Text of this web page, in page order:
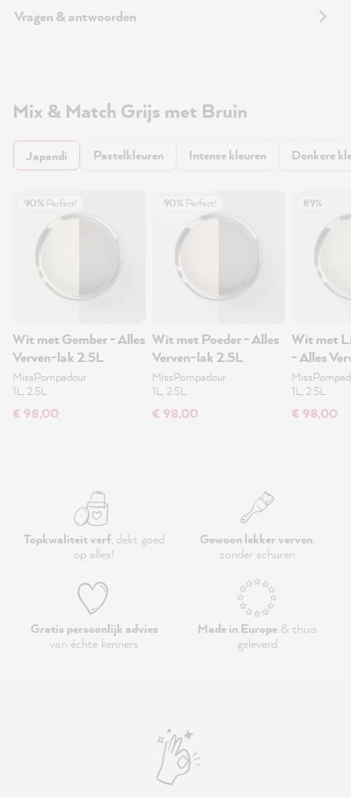
Vragen & antwoorden
Mix & Match Grijs met Bruin
Japandi Pastelkleuren Intense kleuren Donkere
90% Perfect!
Wit met Gember - Alles
Verven-lak 2.5L
MissPompadour
1L, 2.5L
€ 98,00
90% Perfect!
Wit met Poeder - Alles
Verven-lak 2.5L
MissPompadour
1L, 2.5L
€ 98,00
89%
Wit met
- Alles
1L, 2.5L
€ 98,00
Topkwaliteit verf, dekt goed
op alles!
Gewoon lekker verven,
zonder schuren
Gratis persoonlijk advies
van échte kenners
Made in Europe& thuis
geleverd